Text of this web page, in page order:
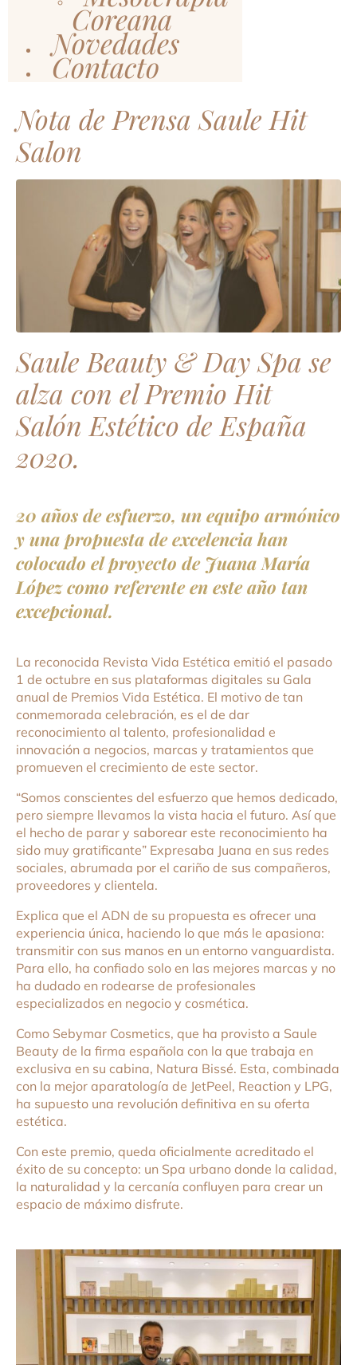
Coreana
Novedades
Contacto
Nota de Prensa Saule Hit
Salon
Saule Beauty & Day Spa se
alza con el Premio Hit
Salón Estético de España
2020.
20 años de esfuerzo, un equipo armónico
y una propuesta de excelencia han
colocado el proyecto de Juana María
López como referente en este año tan
excepcional.
La reconocida Revista Vida Estética emitió el pasado
1 de octubre en sus plataformas digitales su Gala
anual de Premios Vida Estética. El motivo de tan
conmemorada celebración, es el de dar
reconocimiento al talento, profesionalidad e
innovación a negocios, marcas y tratamientos que
promueven el crecimiento de este sector.
“Somos conscientes del esfuerzo que hemos dedicado,
pero siempre llevamos la vista hacia el futuro. Así que
el hecho de parar y saborear este reconocimiento ha
sido muy gratificante” Expresaba Juana en sus redes
sociales, abrumada por el cariño de sus compañeros,
proveedores y clientela.
Explica que el ADN de su propuesta es ofrecer una
experiencia única, haciendo lo que más le apasiona:
transmitir con sus manos en un entorno vanguardista.
Para ello, ha confiado solo en las mejores marcas y no
ha dudado en rodearse de profesionales
especializados en negocio y cosmética.
Como Sebymar Cosmetics, que ha provisto a Saule
Beauty de la firma española con la que trabaja en
exclusiva en su cabina, Natura Bissé. Esta, combinada
con la mejor aparatología de JetPeel, Reaction y LPG,
ha supuesto una revolución definitiva en su oferta
estética.
Con este premio, queda oficialmente acreditado el
éxito de su concepto: un Spa urbano donde la calidad,
la naturalidad y la cercanía confluyen para crear un
espacio de máximo disfrute.